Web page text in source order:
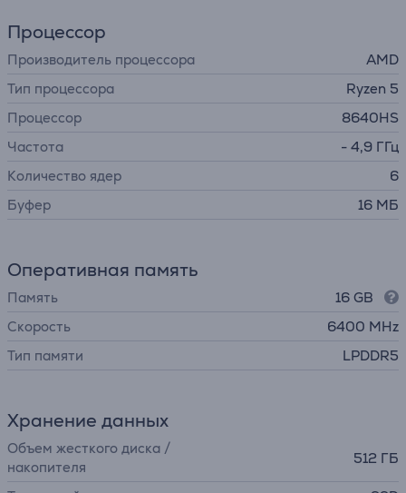
Процессор
Производитель процессора
AMD
Тип процессора
Ryzen 5
Процессор
8640HS
Частота
- 4,9 ГГц
Количество ядер
6
Буфер
16 МБ
Оперативная память
Память
16 GB
Скорость
6400 MHz
Тип памяти
LPDDR5
Хранение данных
Объем жесткого диска /
накопителя
512 ГБ